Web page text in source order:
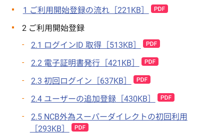
1 ご利用開始登録の流れ［221KB］
2 ご利用開始登録
2.1 ログインID 取得［513KB］
2.2 電子証明書発行［421KB］
2.3 初回ログイン［637KB］
2.4 ユーザーの追加登録［430KB］
2.5 NCB外為スーパーダイレクトの初回利用
［293KB］